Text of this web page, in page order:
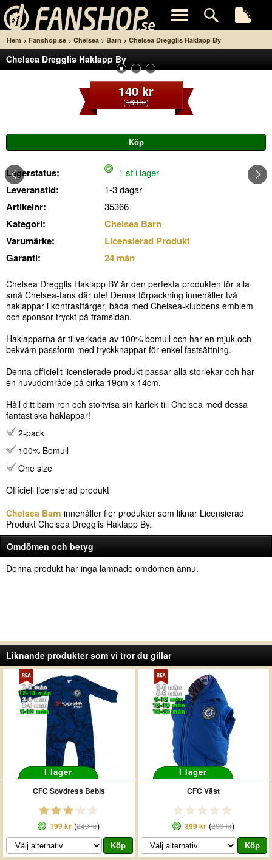
Hem > Fanshop.se > Chelsea > Barn > Chelsea Dregglis Haklapp By
Chelsea Dregglis Haklapp By
140 kr
(169 kr)
Lagerstatus: 1 st i lager
Leveranstid: 1-3 dagar
Artikelnr: 35366
Kategori:
Chelsea Barn
Varumärke:
Licensierad Produkt
Garanti:
24 mån
Chelsea Dregglis Haklapp BY är den perfekta produkten för alla
små Chelsea-fans där ute! Denna förpackning innehåller två
haklappar i kontrastfärger, båda med Chelsea-klubbens emblem
och sponsor tryckt på framsidan.
Haklapparna är tillverkade av 100% bomull och har en mjuk och
bekväm passform med tryckknappar för enkel fastsättning.
Denna officiellt licensierade produkt passar alla storlekar och har
en huvudområde på cirka 19cm x 14cm.
Håll ditt barn ren och stoltvisa sin kärlek till Chelsea med dessa
fantastiska haklappar!
2-pack
100% Bomull
One size
Officiell licensierad produkt
Chelsea Barn innehåller fler produkter som liknar Licensierad
Produkt Chelsea Dregglis Haklapp By.
Omdömen och betyg
Denna produkt har inga lämnade omdömen ännu.
Liknande produkter som vi tror du gillar
0-3 mån
12-18 mån
3-6 mån
6-9 mån
9-12 mån
I lager
CFC Sovdress Bebis
199 kr (249 kr)
3-6 mån
6-9 mån
9-12 mån
12-18 mån
18-23 mån
I lager
CFC Väst
399 kr(299 kr)